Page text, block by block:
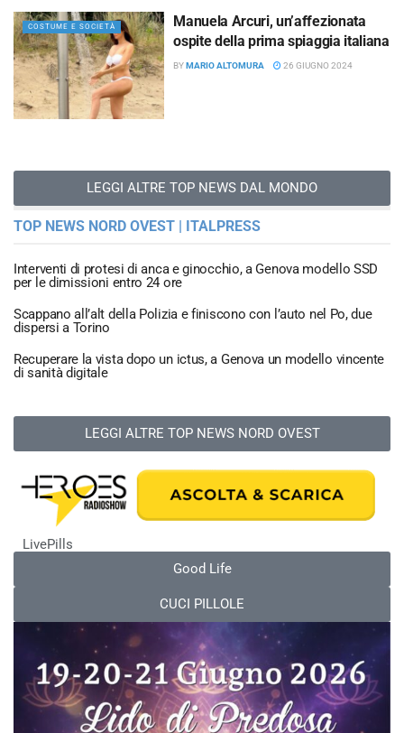
COSTUME E SOCIETÀ
Manuela Arcuri, un’affezionata
ospite della prima spiaggia italiana
BYMARIO ALTOMURA 26 GIUGNO 2024
LEGGI ALTRE TOP NEWS DAL MONDO
TOP NEWS NORD OVEST | ITALPRESS
Interventi di protesi di anca e ginocchio, a Genova modello SSD
per le dimissioni entro 24 ore
Scappano all’alt della Polizia e finiscono con l’auto nel Po, due
dispersi a Torino
Recuperare la vista dopo un ictus, a Genova un modello vincente
di sanità digitale
LEGGI ALTRE TOP NEWS NORD OVEST
LivePills
Good Life
CUCI PILLOLE